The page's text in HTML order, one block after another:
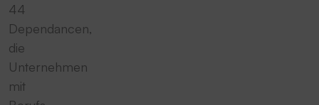
44
Dependancen,
die
Unternehmen
mit